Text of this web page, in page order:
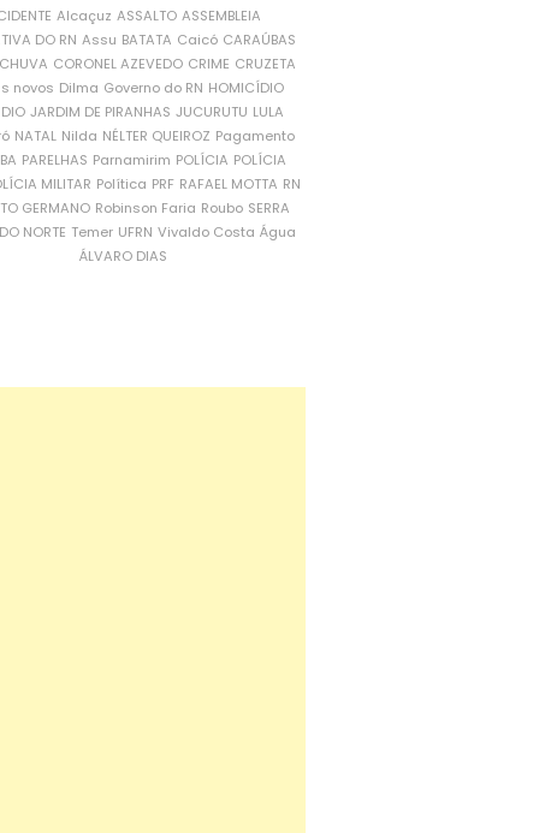
Alcaçuz ASSALTO ASSEMBLEIA
DO RN Assu BATATA Caicó CARAÚBAS
CORONEL AZEVEDO CRIME CRUZETA
novos Dilma Governo do RN HOMICÍDIO
JARDIM DE PIRANHAS JUCURUTU LULA
NATAL Nilda NÉLTER QUEIROZ Pagamento
PARELHAS Parnamirim POLÍCIA POLÍCIA
MILITAR Política PRF RAFAEL MOTTA RN
GERMANO Robinson Faria Roubo SERRA
NORTE Temer UFRN Vivaldo Costa Água
ÁLVARO DIAS